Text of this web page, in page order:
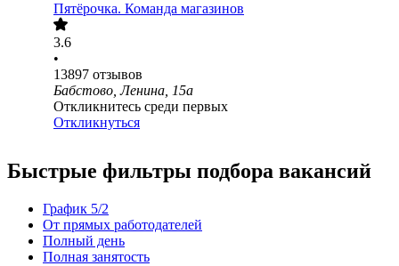
Пятёрочка. Команда магазинов
3.6
•
13897 отзывов
Бабстово, Ленина, 15а
Откликнитесь среди первых
Откликнуться
Быстрые фильтры подбора вакансий
График 5/2
От прямых работодателей
Полный день
Полная занятость